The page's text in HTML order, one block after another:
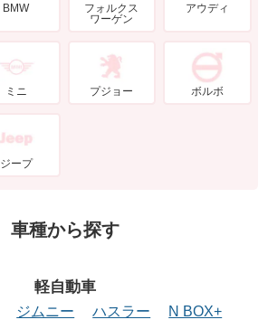
BMW
フォルクス
ワーゲン
アウディ
ミニ プジョー ボルボ
ジープ
車種から探す
軽自動車
ジムニー ハスラー
N BOX+